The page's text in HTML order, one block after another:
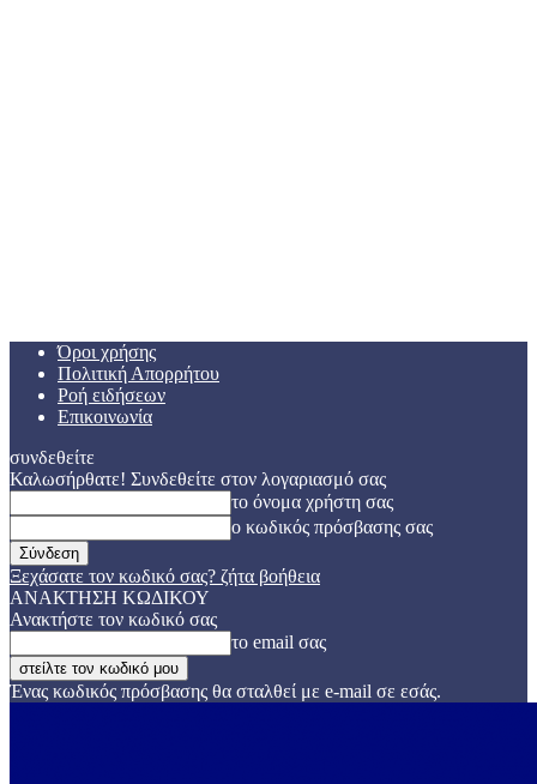
Όροι χρήσης
Πολιτική Απορρήτου
Ροή ειδήσεων
Επικοινωνία
συνδεθείτε
Καλωσήρθατε! Συνδεθείτε στον λογαριασμό σας
το όνομα χρήστη σας
ο κωδικός πρόσβασης σας
Ξεχάσατε τον κωδικό σας? ζήτα βοήθεια
ΑΝΑΚΤΗΣΗ ΚΩΔΙΚΟΥ
Ανακτήστε τον κωδικό σας
το email σας
Ένας κωδικός πρόσβασης θα σταλθεί με e-mail σε εσάς.